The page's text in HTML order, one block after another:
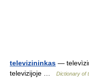
televizininkas —
televizijoje …
Dictionary of